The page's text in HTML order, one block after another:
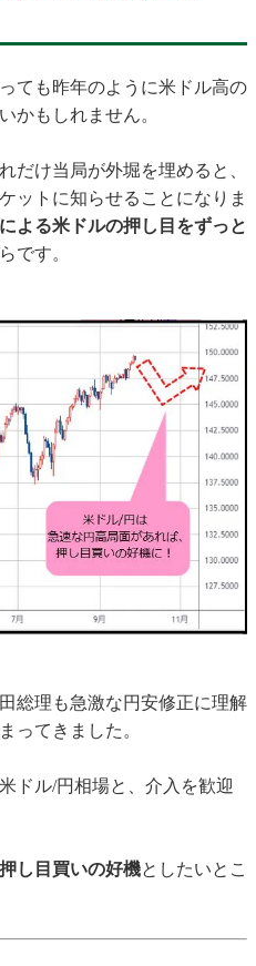
ても昨年のように米ドル高の
かもしれません。
け当局が外堀を埋めると、
ットに知らせることになりま
よる米ドルの押し目をずっと
です。
総理も急激な円安修正に理解
ってきました。
ドル/円相場と、介入を歓迎
し目買いの好機としたいとこ